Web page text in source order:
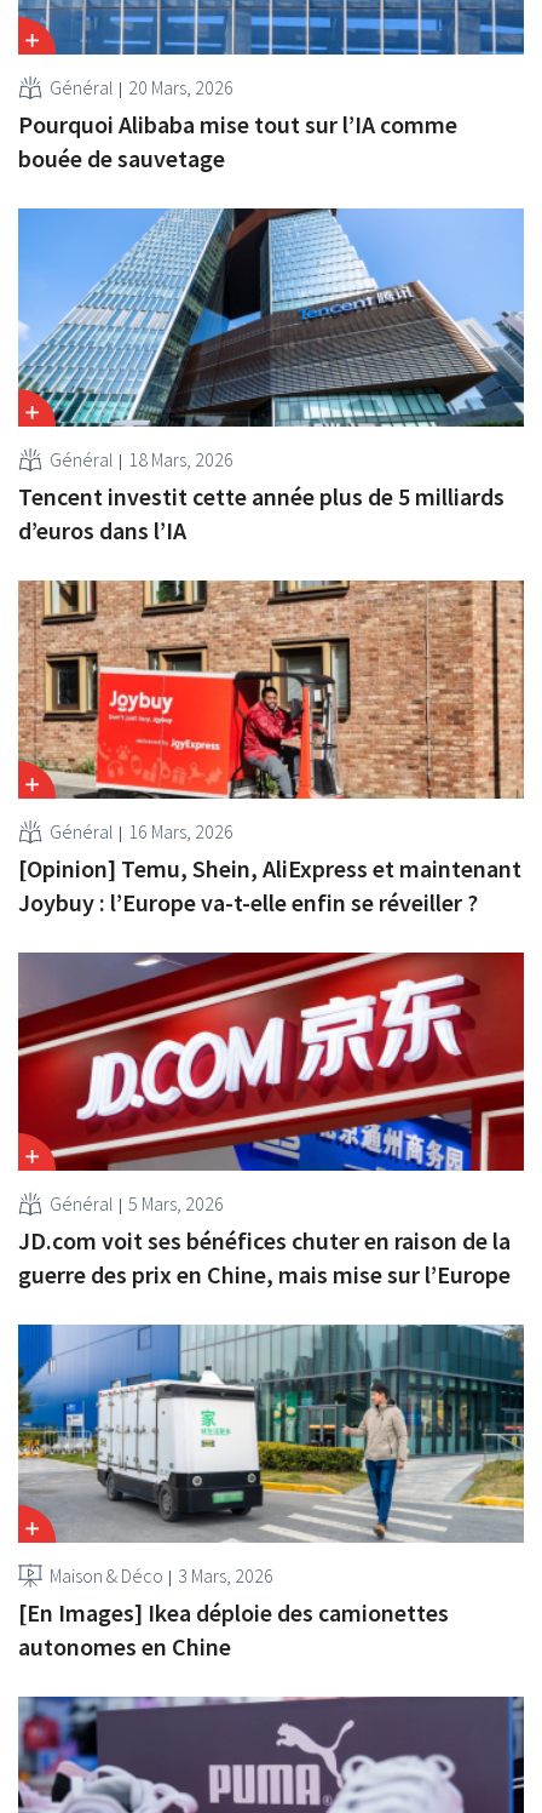
Général 20 Mars, 2026
Pourquoi Alibaba mise tout sur l’IA comme
bouée de sauvetage
Général 18 Mars, 2026
Tencent investit cette année plus de 5 milliards
d’euros dans l’IA
Général 16 Mars, 2026
[Opinion] Temu, Shein, AliExpress et maintenant
Joybuy : l’Europe va-t-elle enfin se réveiller ?
Général 5 Mars, 2026
JD.com voit ses bénéfices chuter en raison de la
guerre des prix en Chine, mais mise sur l’Europe
Maison & Déco 3 Mars, 2026
[En Images] Ikea déploie des camionettes
autonomes en Chine